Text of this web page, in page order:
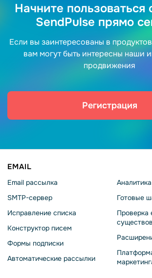
Начните пользоваться
SendPulse прямо
Если вы заинтересованы в
вам могут быть интересны наши
продвижения
Регистрация
EMAIL
Email рассылка
SMTP-сервер
Исправление списка
Конструктор писем
Формы подписки
Автоматические рассылки
Готовые
Проверка